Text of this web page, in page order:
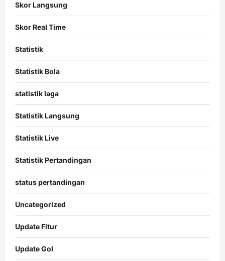
Skor Langsung
Skor Real Time
Statistik
Statistik Bola
statistik laga
Statistik Langsung
Statistik Live
Statistik Pertandingan
status pertandingan
Uncategorized
Update Fitur
Update Gol